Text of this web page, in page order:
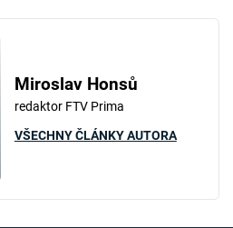
Miroslav Honsů
redaktor FTV Prima
VŠECHNY ČLÁNKY AUTORA